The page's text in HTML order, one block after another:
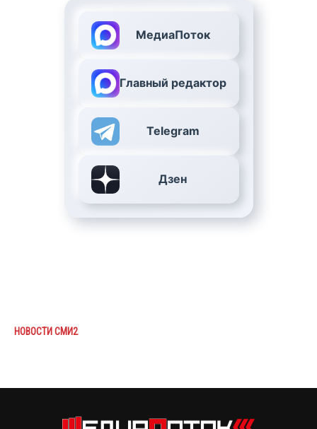
МедиаПоток
Главный редактор
Telegram
Дзен
НОВОСТИ СМИ2